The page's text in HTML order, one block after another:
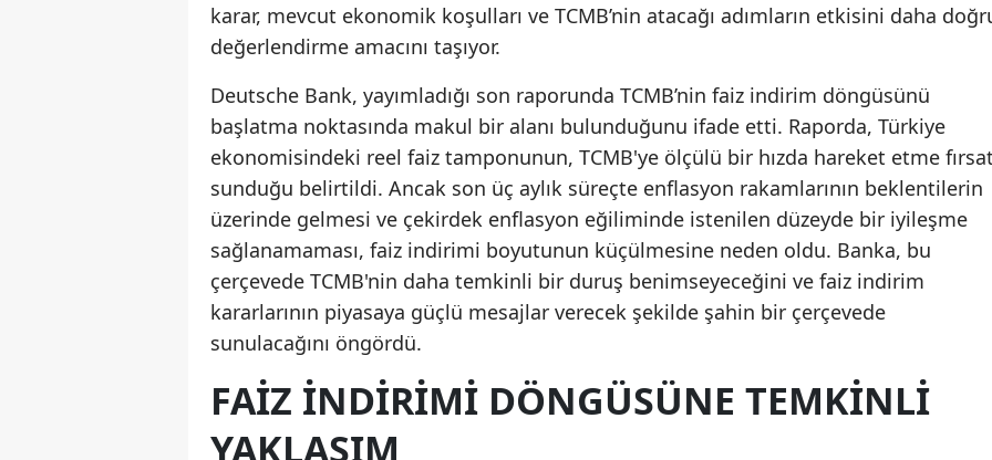
İzmir
Kars
Kastamonu
Kayseri
Kırklareli
Kocaeli
karar, mevcut ekonomik koşulları ve TCMB’nin atacağı adımların etkisini daha
değerlendirme amacını taşıyor.
Deutsche Bank, yayımladığı son raporunda TCMB’nin faiz indirim döngüsünü
başlatma noktasında makul bir alanı bulunduğunu ifade etti. Raporda, Türkiye
ekonomisindeki reel faiz tamponunun, TCMB'ye ölçülü bir hızda hareket etme
sunduğu belirtildi. Ancak son üç aylık süreçte enflasyon rakamlarının beklentilerin
üzerinde gelmesi ve çekirdek enflasyon eğiliminde istenilen düzeyde bir iyileşme
sağlanamaması, faiz indirimi boyutunun küçülmesine neden oldu. Banka, bu
çerçevede TCMB'nin daha temkinli bir duruş benimseyeceğini ve faiz indirim
kararlarının piyasaya güçlü mesajlar verecek şekilde şahin bir çerçevede
sunulacağını öngördü.
FAIZ İNDIRIMI DÖNGÜSÜNE TEMKINLI
YAKLAŞIM